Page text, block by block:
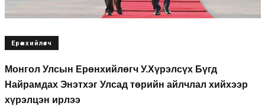
Ерөнхийлөгч
Монгол Улсын Ерөнхийлөгч У.Хүрэлсүх Бүгд
Найрамдах Энэтхэг Улсад төрийн айлчлал хийхээр
хүрэлцэн ирлээ